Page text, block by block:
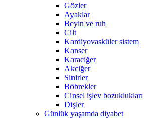
Gözler
Ayaklar
Beyin ve ruh
Cilt
Kardiyovasküler sistem
Kanser
Karaciğer
Akciğer
Sinirler
Böbrekler
Cinsel işlev bozuklukları
Dişler
Günlük yaşamda diyabet